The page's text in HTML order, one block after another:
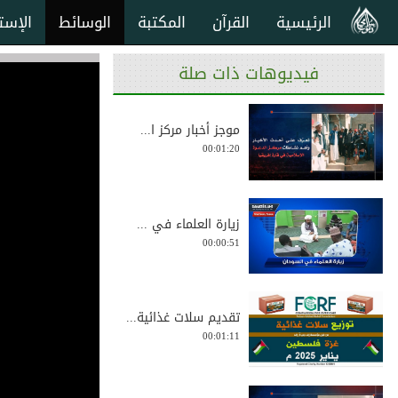
الوسائط المكتبة القرآن الرئيسية
فيديوهات ذات صلة
موجز أخبار مركز ا...
00:01:20
زيارة العلماء في ...
00:00:51
تقديم سلات غذائية...
00:01:11